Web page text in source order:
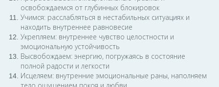
освобождаемся от глубинных блокировок
Учимся: расслабляться в нестабильных ситуациях и
находить внутреннее равновесие
Укрепляем: внутреннее чувство целостности и
эмоциональную устойчивость
Высвобождаем: энергию, погружаясь в состояние
полной радости и легкости
Исцеляем: внутренние эмоциональные раны, наполняем